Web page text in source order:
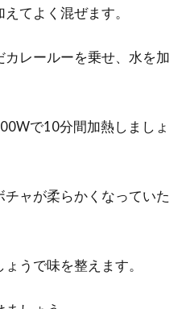
てよく混ぜます。
レールーを乗せ、水を加
で10分間加熱しましょ
ャが柔らかくなっていた
うで味を整えます。